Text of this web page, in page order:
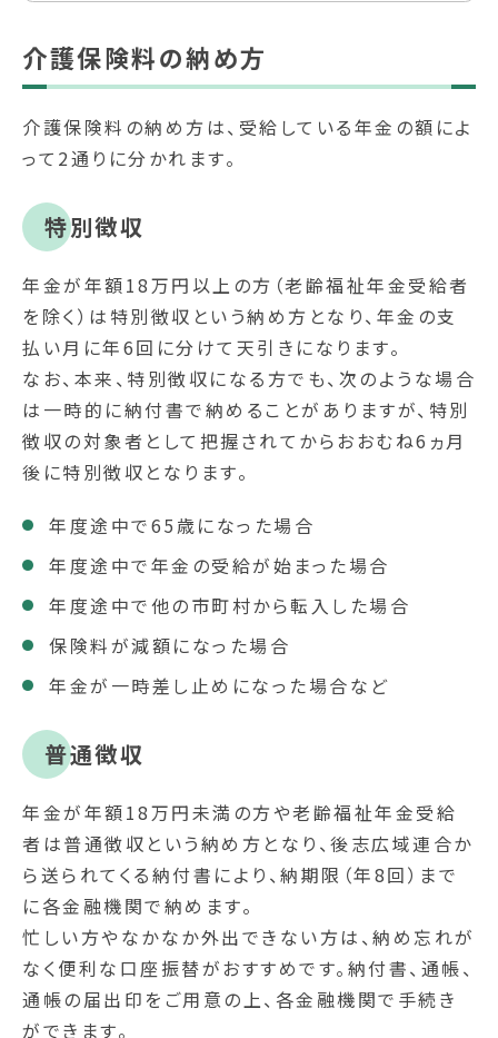
介護保険料の納め方
介護保険料の納め方は、受給している年金の額によ
って2通りに分かれます。
特別徴収
年金が年額18万円以上の方（老齢福祉年金受給者
を除く）は特別徴収という納め方となり、年金の支
払い月に年6回に分けて天引きになります。
なお、本来、特別徴収になる方でも、次のような場合
は一時的に納付書で納めることがありますが、特別
徴収の対象者として把握されてからおおむね6ヵ月
後に特別徴収となります。
年度途中で65歳になった場合
年度途中で年金の受給が始まった場合
年度途中で他の市町村から転入した場合
保険料が減額になった場合
年金が一時差し止めになった場合など
普通徴収
年金が年額18万円未満の方や老齢福祉年金受給
者は普通徴収という納め方となり、後志広域連合か
ら送られてくる納付書により、納期限（年8回）まで
に各金融機関で納めます。
忙しい方やなかなか外出できない方は、納め忘れが
なく便利な口座振替がおすすめです。納付書、通帳、
通帳の届出印をご用意の上、各金融機関で手続き
ができます。